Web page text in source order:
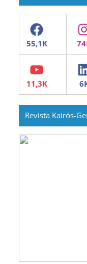
Facebook
YouTube
Revista Kairós-